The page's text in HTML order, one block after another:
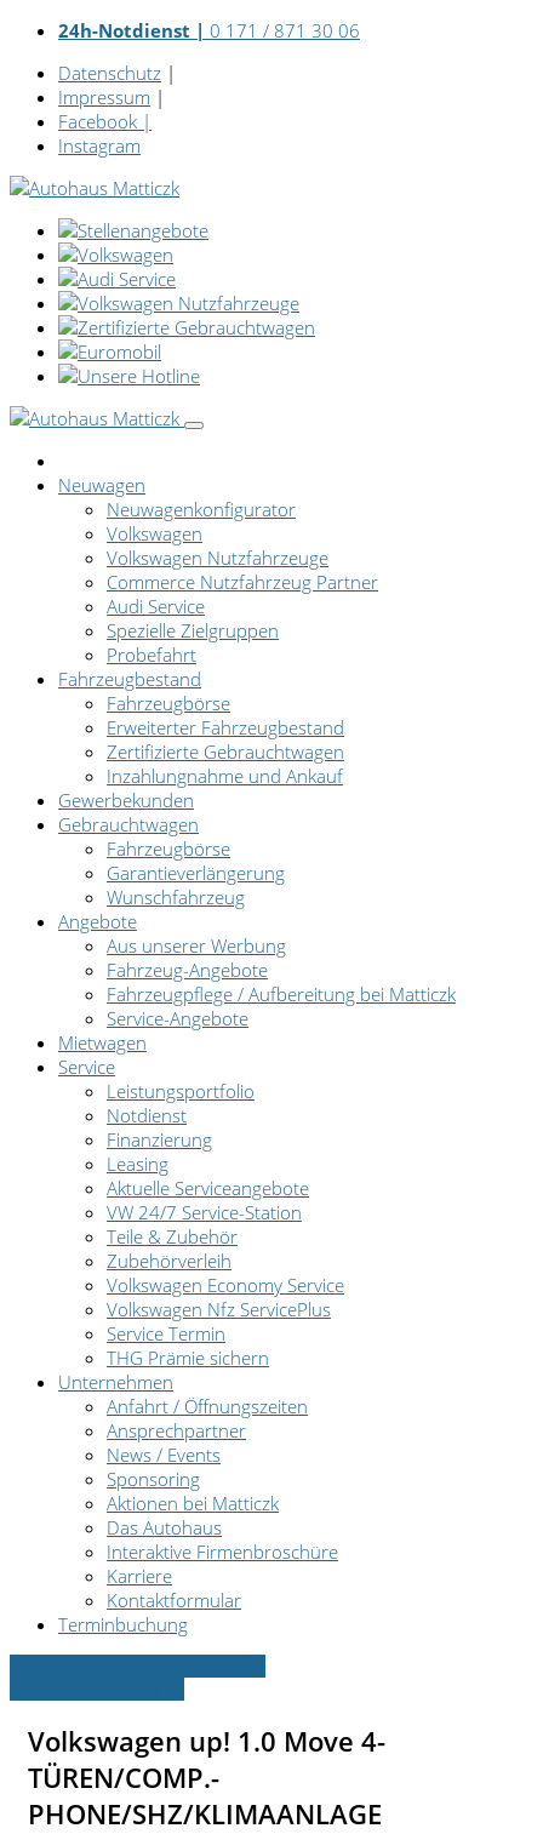
24h-Notdienst | 0 171 / 871 30 06
Datenschutz |
Impressum |
Facebook |
Instagram
Neuwagen
Neuwagenkonfigurator
Volkswagen
Volkswagen Nutzfahrzeuge
Commerce Nutzfahrzeug Partner
Audi Service
Spezielle Zielgruppen
Probefahrt
Fahrzeugbestand
Fahrzeugbörse
Erweiterter Fahrzeugbestand
Zertifizierte Gebrauchtwagen
Inzahlungnahme und Ankauf
Gewerbekunden
Gebrauchtwagen
Fahrzeugbörse
Garantieverlängerung
Wunschfahrzeug
Angebote
Aus unserer Werbung
Fahrzeug-Angebote
Fahrzeugpflege / Aufbereitung bei Matticzk
Service-Angebote
Mietwagen
Service
Leistungsportfolio
Notdienst
Finanzierung
Leasing
Aktuelle Serviceangebote
VW 24/7 Service-Station
Teile & Zubehör
Zubehörverleih
Volkswagen Economy Service
Volkswagen Nfz ServicePlus
Service Termin
THG Prämie sichern
Unternehmen
Anfahrt / Öffnungszeiten
Ansprechpartner
News / Events
Sponsoring
Aktionen bei Matticzk
Das Autohaus
Interaktive Firmenbroschüre
Karriere
Kontaktformular
Terminbuchung
Volkswagen up! 1.0 Move 4-
TÜREN/COMP.-
PHONE/SHZ/KLIMAANLAGE